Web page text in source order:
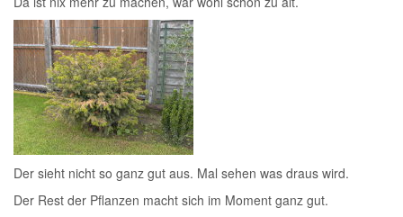
Der sieht nicht so ganz gut aus. Mal sehen was draus wird.
Der Rest der Pflanzen macht sich im Moment ganz gut.